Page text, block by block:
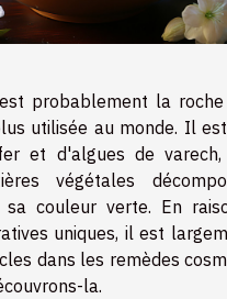
probablement la
utilisée au monde. Il
et d'algues de varech,
végétales
couleur verte. En
uniques, il est
dans les remèdes
la.